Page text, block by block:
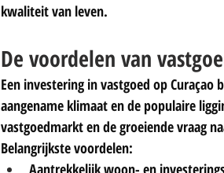
kwaliteit van leven.
De voordelen van
Een investering in vastgoed op
aangename klimaat en de populaire
vastgoedmarkt en de groeiende vraag
Belangrijkste voordelen:
Aantrekkelijk woon- en